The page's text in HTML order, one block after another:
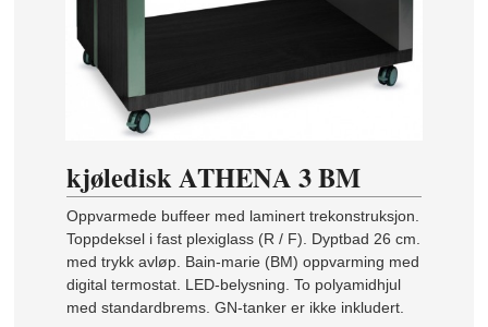
kjøledisk ATHENA 3 BM
Oppvarmede buffeer med laminert trekonstruksjon.
Toppdeksel i fast plexiglass (R / F). Dyptbad 26 cm.
med trykk avløp. Bain-marie (BM) oppvarming med
digital termostat. LED-belysning. To polyamidhjul
med standardbrems. GN-tanker er ikke inkludert.